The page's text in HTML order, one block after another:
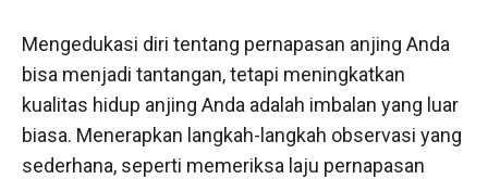
Mengedukasi diri tentang pernapasan anjing Anda
bisa menjadi tantangan, tetapi meningkatkan
kualitas hidup anjing Anda adalah imbalan yang luar
biasa. Menerapkan langkah-langkah observasi yang
sederhana, seperti memeriksa laju pernapasan